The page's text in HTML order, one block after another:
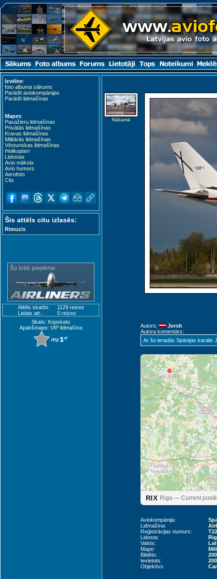
Izvēlne:
foto albuma sākums
Parādīt aviokompānijas
Parādīt lidmašīnas
Mapes:
Pasažieru lidmašīnas
Privātās lidmašīnas
Kravas lidmašīnas
Militārās lidmašīnas
Vēsturiskas lidmašīnas
Helikopteri
Lidostas
Avio māksla
Avio humors
Aerofoto
Cits
Šis attēls citu izlasēs:
Rimuzis
Attēls skatīts:
1129 reizes
Lielais att.:
5 reizes
Skats: Kopskats
Apakšmape: VIP lidmašīna
Nākamā
Autors:
Jorsh
Autora komentārs:
Ar šo ieradās Spānijas karalis
Talsi (EVTE)
RIX Riga — Current
Aviokompānija:
Lidmašīna:
Reģistrācijas numurs:
Lidosta:
Valsts:
Mape:
Bildēts:
Ievietots:
Objektīvs: